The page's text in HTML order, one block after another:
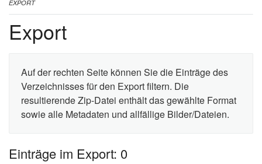
EXPORT
Export
Auf der rechten Seite können Sie die Einträge des
Verzeichnisses für den Export filtern. Die
resultierende Zip-Datei enthält das gewählte Format
sowie alle Metadaten und allfällige Bilder/Dateien.
Einträge im Export: 0